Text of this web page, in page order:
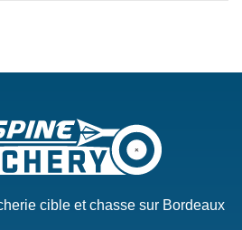
cible et chasse sur Bordeaux